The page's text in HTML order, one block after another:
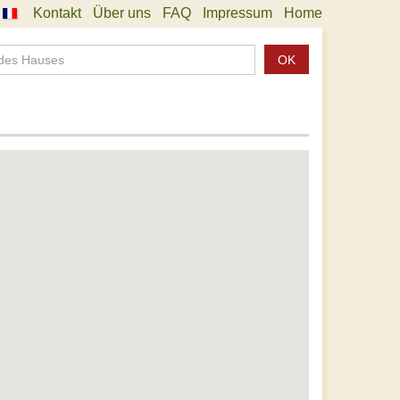
Kontakt Über uns FAQ Impressum Home
OK